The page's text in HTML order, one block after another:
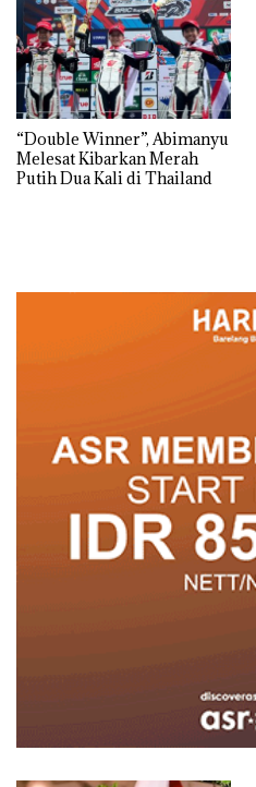
“Double Winner”, Abimanyu
Melesat Kibarkan Merah
Putih Dua Kali di Thailand